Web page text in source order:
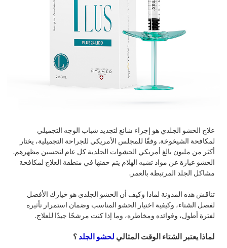
علاج الحشو الجلدي هو إجراء شائع لتجديد شباب الوجه التجميلي
لمكافحة الشيخوخة. وفقًا للمجلس الأمريكي للجراحة التجميلية، يختار
أكثر من مليون بالغ أمريكي الحشوات الجلدية كل عام لتحسين مظهرهم.
الحشو عبارة عن مواد تشبه الهلام يتم حقنها في منطقة العلاج لمكافحة
مشاكل الجلد المرتبطة بالعمر.​
تناقش هذه المدونة لماذا وكيف أن الحشو الجلدي هو خيارك الأفضل
لفصل الشتاء، وكيفية اختيار الحشو المناسب وضمان استمرار تأثيره
لفترة أطول، وفوائده ومخاطره، وما إذا كنت مرشحًا جيدًا للعلاج.
لماذا يعتبر الشتاء الوقت المثالي لحشو الجلد ؟